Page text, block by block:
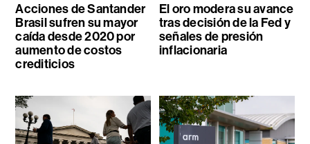
Acciones de Santander
Brasil sufren su mayor
caída desde 2020 por
aumento de costos
crediticios
El oro modera su avance
tras decisión de la Fed y
señales de presión
inflacionaria